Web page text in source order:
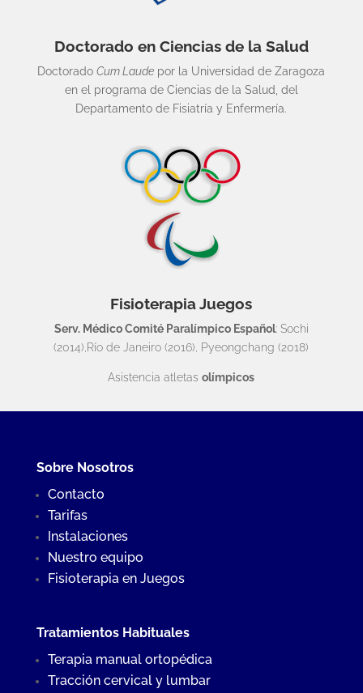
Doctorado en Ciencias de la Salud
DoctoradoCum Laude por la Universidad de Zaragoza
en el programa de Ciencias de la Salud, del
Departamento de Fisiatría y Enfermería.
Fisioterapia Juegos
Serv. Médico Comité Paralímpico Español: Sochi
(2014),Río de Janeiro (2016), Pyeongchang (2018)
Asistencia atletasolímpicos
Sobre Nosotros
Contacto
Tarifas
Instalaciones
Nuestro equipo
Fisioterapia en Juegos
Tratamientos Habituales
Terapia manual ortopédica
Tracción cervical y lumbar